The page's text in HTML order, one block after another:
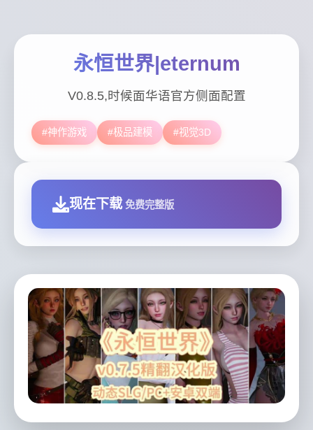
永恒世界|eternum
V0.8.5,时候面华语官方侧面配置
#神作游戏 #极品建模 #视觉3D
现在下载 免费完整版